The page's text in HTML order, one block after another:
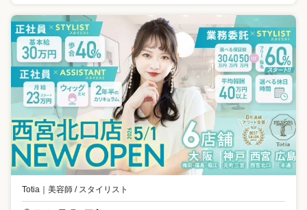
Totia 美容師 / スタイリスト